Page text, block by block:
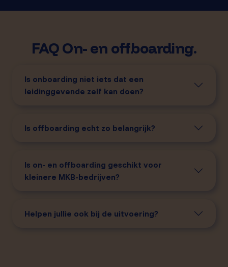
FAQ On- en offboarding.
Is onboarding niet iets dat een
leidinggevende zelf kan doen?
Is offboarding echt zo belangrijk?
Is on- en offboarding geschikt voor
kleinere MKB-bedrijven?
Helpen jullie ook bij de uitvoering?